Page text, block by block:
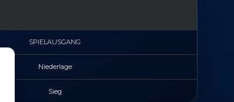
SPIELAUSGANG
Niederlage
Sieg